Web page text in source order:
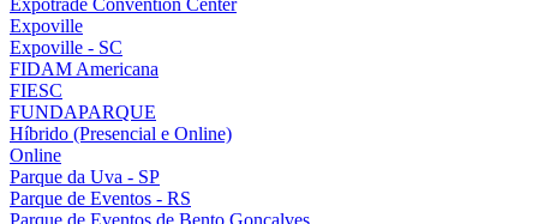
Expoville
Expoville - SC
FIDAM Americana
FIESC
FUNDAPARQUE
Híbrido (Presencial e Online)
Online
Parque da Uva - SP
Parque de Eventos - RS
Parque de Eventos de Bento Gonçalves